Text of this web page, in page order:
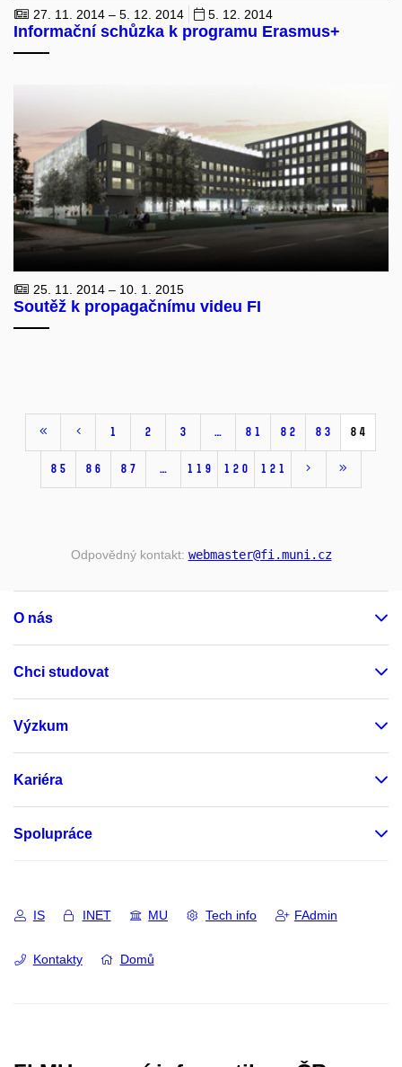
27. 11. 2014 – 5. 12. 2014 5. 12. 2014
Informační schůzka k programu Erasmus+
25. 11. 2014 – 10. 1. 2015
Soutěž k propagačnímu videu FI
1 2 3 … 81 82 83 84
85 86 87 … 119 120 121
Odpovědný kontakt: webmaster@fi.muni.cz
O nás
Chci studovat
Výzkum
Kariéra
Spolupráce
IS INET MU Tech info FAdmin
Kontakty Domů